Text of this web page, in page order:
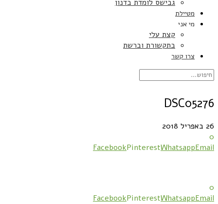
גבישס לומדת בדנון
מטיילת
מי אני
קצת עלי
בתקשורת וברשת
צרו קשר
DSC05276
26 באפריל 2018
0
FacebookPinterestWhatsappEmail
0
FacebookPinterestWhatsappEmail